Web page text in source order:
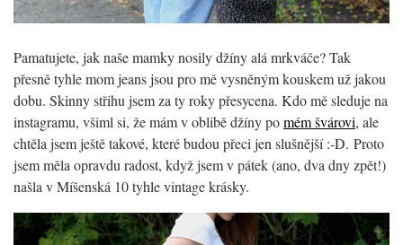
Pamatujete, jak naše mamky nosily džíny alá mrkváče? Tak
přesně tyhle mom jeans jsou pro mě vysněným kouskem už jakou
dobu. Skinny střihu jsem za ty roky přesycena. Kdo mě sleduje na
instagramu, všiml si, že mám v oblibě džíny pomém švárovi, ale
chtěla jsem ještě takové, které budou přeci jen slušnější :-D. Proto
jsem měla opravdu radost, když jsem v pátek (ano, dva dny zpět!)
našla v Míšenská 10 tyhle vintage krásky.